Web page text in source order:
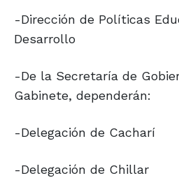
-Dirección de Políticas
Desarrollo
-De la Secretaría de
Gabinete, dependerán:
-Delegación de Cacharí
-Delegación de Chillar